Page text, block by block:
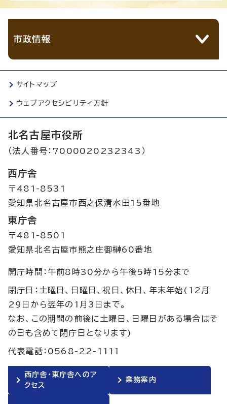
市政情報
サイトマップ
ウェブアクセシビリティ方針
北名古屋市役所
（法人番号：7000020232343）
西庁舎
〒481-8531
愛知県北名古屋市西之保清水田15番地
東庁舎
〒481-8501
愛知県北名古屋市熊之庄御榊60番地
開庁時間：午前8時30分から午後5時15分まで
閉庁日：土曜日、日曜日、祝日、休日、年末年始(12月
29日から翌年の1月3日まで。
なお、この期間の前後に土曜日、日曜日がある場合はそ
の日も含めて閉庁日となります)
代表電話：0568-22-1111
西庁舎・東庁舎へのア
クセス
業務案内